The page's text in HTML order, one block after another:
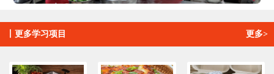
更多学习项目 更多>